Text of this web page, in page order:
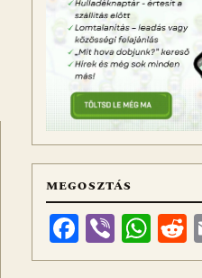
MEGOSZTÁS
Facebook
Viber